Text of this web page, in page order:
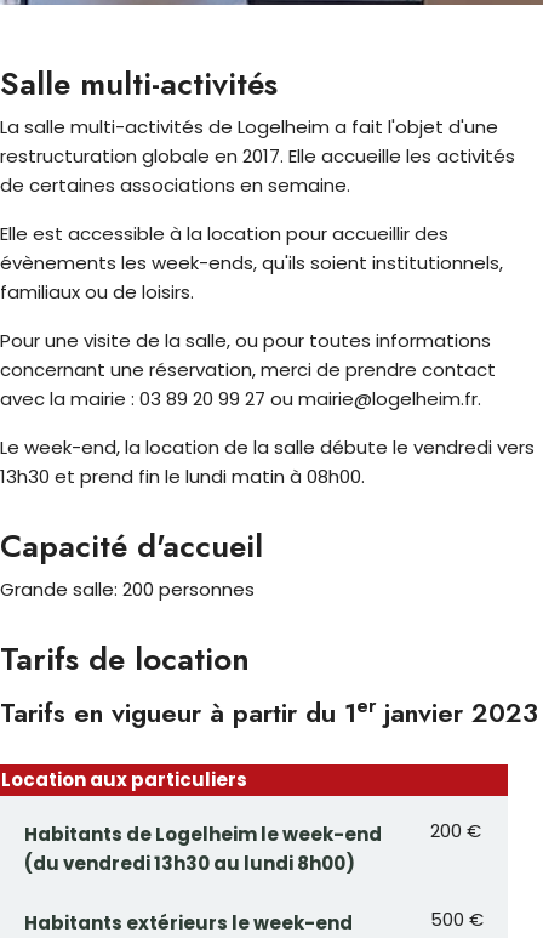
Salle multi-activités
La salle multi-activités de Logelheim a fait l'objet d'une
restructuration globale en 2017. Elle accueille les activités
de certaines associations en semaine.
Elle est accessible à la location pour accueillir des
évènements les week-ends, qu'ils soient institutionnels,
familiaux ou de loisirs.
Pour une visite de la salle, ou pour toutes informations
concernant une réservation, merci de prendre contact
avec la mairie : 03 89 20 99 27 ou mairie@logelheim.fr.
Le week-end, la location de la salle débute le vendredi vers
13h30 et prend fin le lundi matin à 08h00.
Capacité d'accueil
Grande salle: 200 personnes
Tarifs de location
Tarifs en vigueur à partir du 1erjanvier 2023
Location aux particuliers
Habitants de Logelheim le week-end
(du vendredi 13h30 au lundi 8h00)
200 €
Habitants extérieurs le week-end
500 €